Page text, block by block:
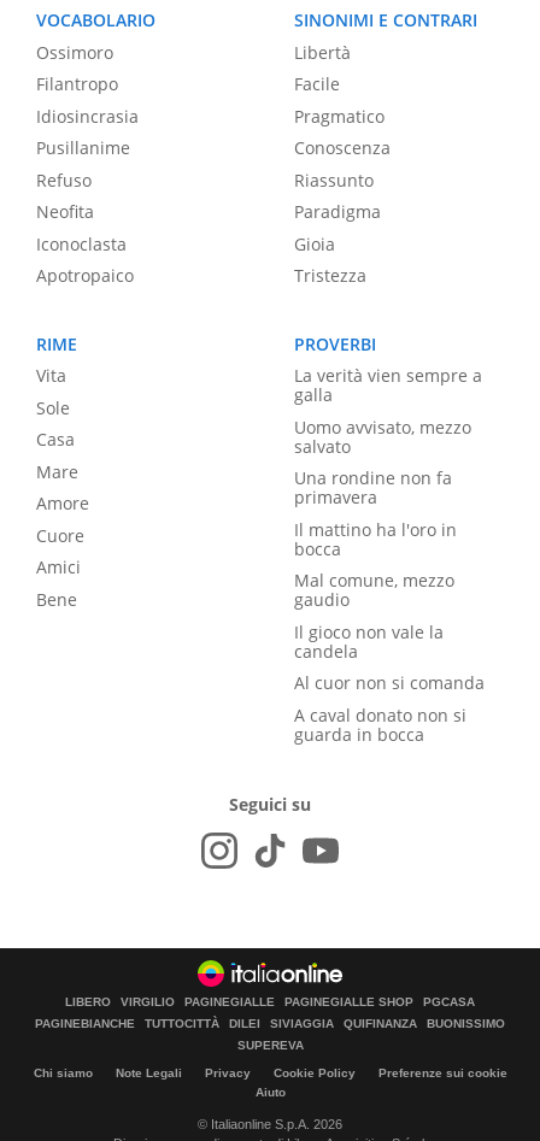
VOCABOLARIO
Ossimoro
Filantropo
Idiosincrasia
Pusillanime
Refuso
Neofita
Iconoclasta
Apotropaico
SINONIMI E CONTRARI
Libertà
Facile
Pragmatico
Conoscenza
Riassunto
Paradigma
Gioia
Tristezza
RIME
Vita
Sole
Casa
Mare
Amore
Cuore
Amici
Bene
PROVERBI
La verità vien sempre a
galla
Uomo avvisato, mezzo
salvato
Una rondine non fa
primavera
Il mattino ha l'oro in
bocca
Mal comune, mezzo
gaudio
Il gioco non vale la
candela
Al cuor non si comanda
A caval donato non si
guarda in bocca
Seguici su
LIBERO VIRGILIO PAGINEGIALLE PAGINEGIALLE SHOP
PGCASA
PAGINEBIANCHE
TUTTOCITTÀ DILEI SIVIAGGIA QUIFINANZA
BUONISSIMO
SUPEREVA
Chi siamo Note Legali Privacy Cookie Policy
Preferenze sui cookie
Aiuto
© Italiaonline S.p.A. 2026